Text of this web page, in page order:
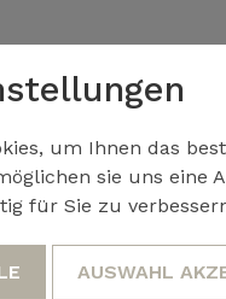
um Ihnen das
sie uns eine
für Sie zu
AUSWAHL